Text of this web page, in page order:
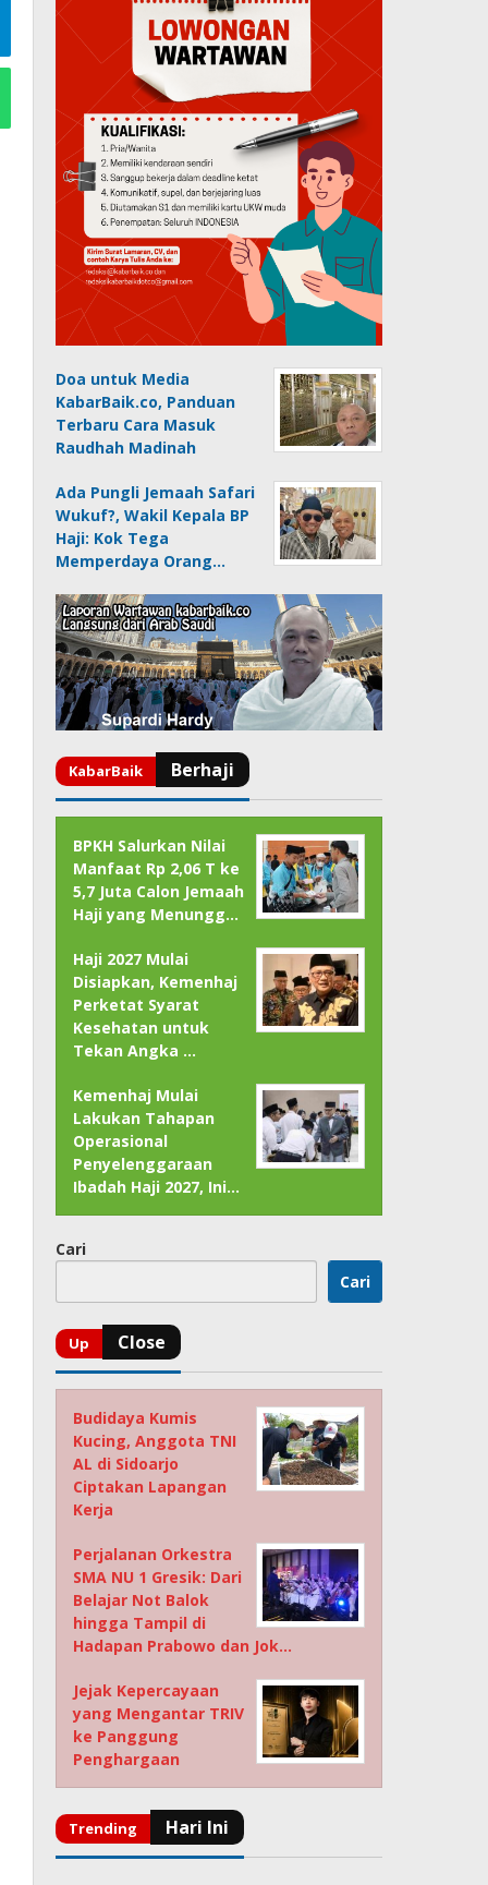
Doa untuk Media
KabarBaik.co, Panduan
Terbaru Cara Masuk
Raudhah Madinah
Ada Pungli Jemaah Safari
Wukuf?, Wakil Kepala BP
Haji: Kok Tega
Memperdaya Orang…
BPKH Salurkan Nilai
Manfaat Rp 2,06 T ke
5,7 Juta Calon Jemaah
Haji yang Menungg…
Haji 2027 Mulai
Disiapkan, Kemenhaj
Perketat Syarat
Kesehatan untuk
Tekan Angka …
Kemenhaj Mulai
Lakukan Tahapan
Operasional
Penyelenggaraan
Ibadah Haji 2027, Ini…
Cari
Cari
Budidaya Kumis
Kucing, Anggota TNI
AL di Sidoarjo
Ciptakan Lapangan
Kerja
Perjalanan Orkestra
SMA NU 1 Gresik: Dari
Belajar Not Balok
hingga Tampil di
Hadapan Prabowo dan Jok…
Jejak Kepercayaan
yang Mengantar TRIV
ke Panggung
Penghargaan